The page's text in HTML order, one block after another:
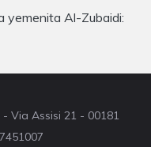
yemenita Al-Zubaidi:
Via Assisi 21 - 00181